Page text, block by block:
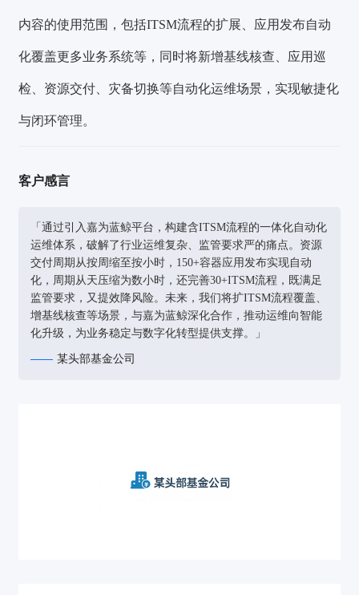
内容的使用范围，包括ITSM流程的扩展、应用发布自动
化覆盖更多业务系统等，同时将新增基线核查、应用巡
检、资源交付、灾备切换等自动化运维场景，实现敏捷化
与闭环管理。
客户感言
「通过引入嘉为蓝鲸平台，构建含ITSM流程的一体化自动化
运维体系，破解了行业运维复杂、监管要求严的痛点。资源
交付周期从按周缩至按小时，150+容器应用发布实现自动
化，周期从天压缩为数小时，还完善30+ITSM流程，既满足
监管要求，又提效降风险。未来，我们将扩ITSM流程覆盖、
增基线核查等场景，与嘉为蓝鲸深化合作，推动运维向智能
化升级，为业务稳定与数字化转型提供支撑。」
某头部基金公司